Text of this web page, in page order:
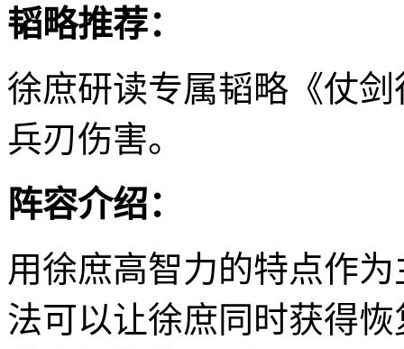
韬略推荐：
徐庶研读专属韬略《仗
兵刃伤害。
阵容介绍：
用徐庶高智力的特点作
法可以让徐庶同时获得